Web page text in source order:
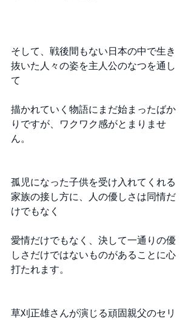
そして、戦後間もない日本の中で生き
抜いた人々の姿を主人公のなつを通し
て
描かれていく物語にまだ始まったばか
りですが、ワクワク感がとまりませ
ん。
孤児になった子供を受け入れてくれる
家族の接し方に、人の優しさは同情だ
けでもなく
愛情だけでもなく、決して一通りの優
しさだけではないものがあることに心
打たれます。
草刈正雄さんが演じる頑固親父のセリ